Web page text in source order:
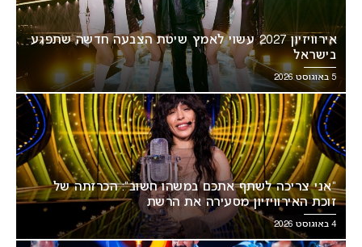
אירוויזיון 2027 עשוי לאמץ שיטת הצבעה חדשה שתפגע
בישראל
5 באוגוסט 2026
“אני צריכה לשתף אתכם במשהו חשוב”: הכרזתה של
זוכת האירוויזיון מסעירה את הרשת
4 באוגוסט 2026